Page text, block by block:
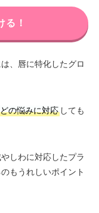
る！
、唇に特化したグロ
の悩みに対応しても
しわに対応したプラ
もうれしいポイント